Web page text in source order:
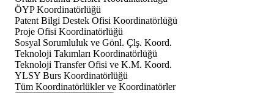
ÖYP Koordinatörlüğü
Patent Bilgi Destek Ofisi Koordinatörlüğü
Proje Ofisi Koordinatörlüğü
Sosyal Sorumluluk ve Gönl. Çlş. Koord.
Teknoloji Takımları Koordinatörlüğü
Teknoloji Transfer Ofisi ve K.M. Koord.
YLSY Burs Koordinatörlüğü
Tüm Koordinatörlükler ve Koordinatörler